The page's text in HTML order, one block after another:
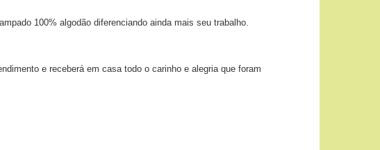
100% algodão diferenciando ainda mais seu trabalho.
e receberá em casa todo o carinho e alegria que foram